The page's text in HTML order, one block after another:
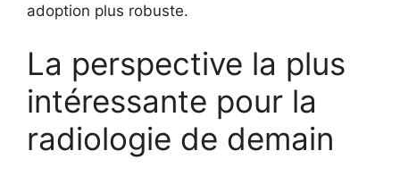
adoption plus robuste.
La perspective la plus
intéressante pour la
radiologie de demain